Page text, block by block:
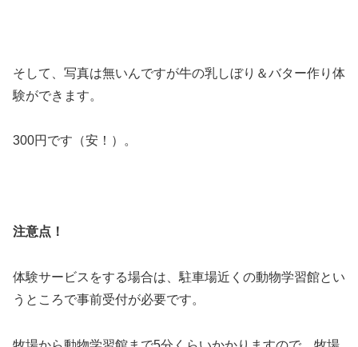
そして、写真は無いんですが牛の乳しぼり＆バター作り体
験ができます。
300円です（安！）。
注意点！
体験サービスをする場合は、駐車場近くの動物学習館とい
うところで事前受付が必要です。